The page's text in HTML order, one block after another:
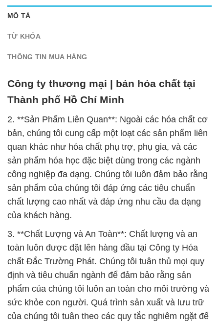
MÔ TẢ
TỪ KHÓA
THÔNG TIN MUA HÀNG
Công ty thương mại | bán hóa chất tại
Thành phố Hồ Chí Minh
2. **Sản Phẩm Liên Quan**: Ngoài các hóa chất cơ
bản, chúng tôi cung cấp một loạt các sản phẩm liên
quan khác như hóa chất phụ trợ, phụ gia, và các
sản phẩm hóa học đặc biệt dùng trong các ngành
công nghiệp đa dạng. Chúng tôi luôn đảm bảo rằng
sản phẩm của chúng tôi đáp ứng các tiêu chuẩn
chất lượng cao nhất và đáp ứng nhu cầu đa dạng
của khách hàng.
3. **Chất Lượng và An Toàn**: Chất lượng và an
toàn luôn được đặt lên hàng đầu tại Công ty Hóa
chất Đắc Trường Phát. Chúng tôi tuân thủ mọi quy
định và tiêu chuẩn ngành để đảm bảo rằng sản
phẩm của chúng tôi luôn an toàn cho môi trường và
sức khỏe con người. Quá trình sản xuất và lưu trữ
của chúng tôi tuân theo các quy tắc nghiêm ngặt để